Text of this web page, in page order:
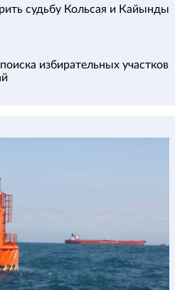
судьбу Кольсая и Кайынды
избирательных участков